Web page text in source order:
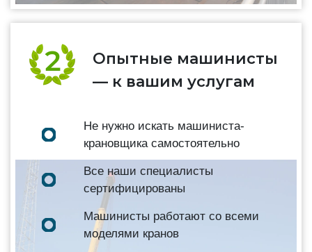
Опытные машинисты
— к вашим услугам
Не нужно искать машиниста-
крановщика самостоятельно
Все наши специалисты
сертифицированы
Машинисты работают со всеми
моделями кранов